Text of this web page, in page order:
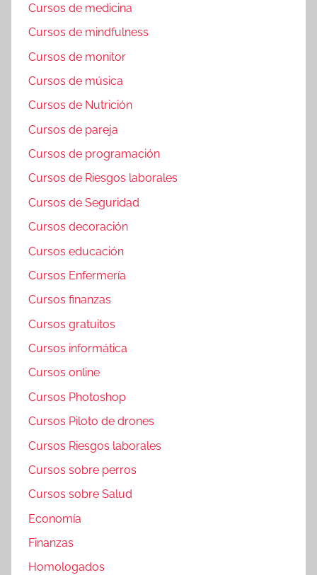
Cursos de medicina
Cursos de mindfulness
Cursos de monitor
Cursos de música
Cursos de Nutrición
Cursos de pareja
Cursos de programación
Cursos de Riesgos laborales
Cursos de Seguridad
Cursos decoración
Cursos educación
Cursos Enfermería
Cursos finanzas
Cursos gratuitos
Cursos informática
Cursos online
Cursos Photoshop
Cursos Piloto de drones
Cursos Riesgos laborales
Cursos sobre perros
Cursos sobre Salud
Economía
Finanzas
Homologados